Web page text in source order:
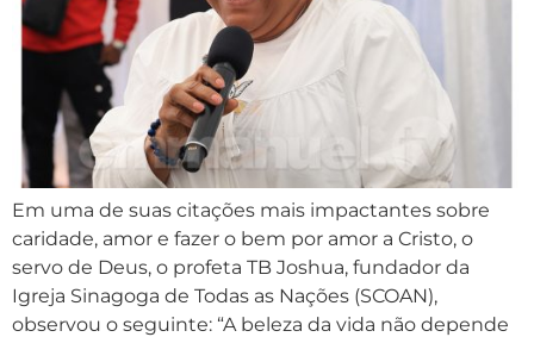
Em uma de suas citações mais impactantes sobre
caridade, amor e fazer o bem por amor a Cristo, o
servo de Deus, o profeta TB Joshua, fundador da
Igreja Sinagoga de Todas as Nações (SCOAN),
observou o seguinte: “A beleza da vida não depende